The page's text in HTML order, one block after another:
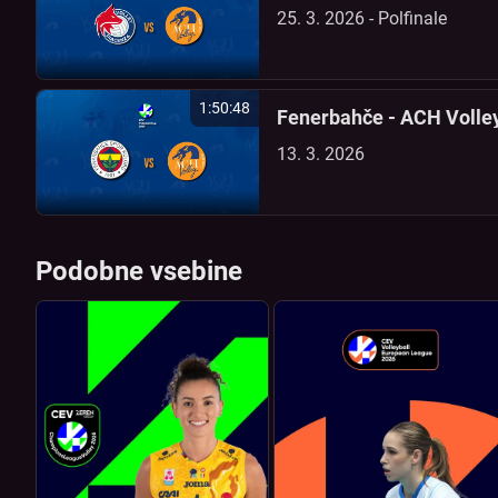
25. 3. 2026 - Polfinale
1:50:48 Fenerbahče - ACH
13. 3. 2026
Podobne vsebine